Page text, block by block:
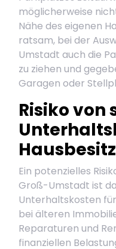
möglicherweise
Nähe des eigenen
ratsam, bei der
Umstadt auch die
zu ziehen und
Garagen oder
Risiko von
Ein potenzielles
Groß-Umstadt ist
Unterhaltskosten
bei älteren
Reparaturen und
finanziellen